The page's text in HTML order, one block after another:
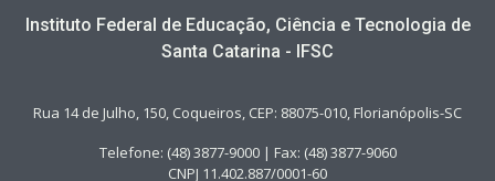
Instituto Federal de Educação, Ciência e Tecnologia de
Santa Catarina - IFSC
Rua 14 de Julho, 150, Coqueiros, CEP: 88075-010, Florianópolis-SC
Telefone: (48) 3877-9000 | Fax: (48) 3877-9060
CNPJ 11.402.887/0001-60